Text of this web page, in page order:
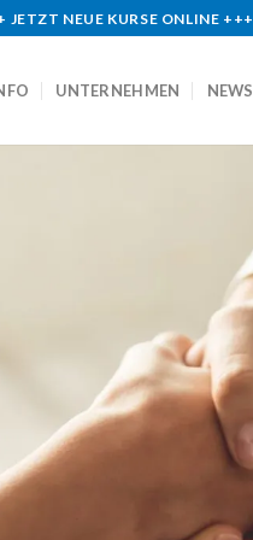
JETZT NEUE KURSE ONLINE +++
UNTERNEHMEN NEWS